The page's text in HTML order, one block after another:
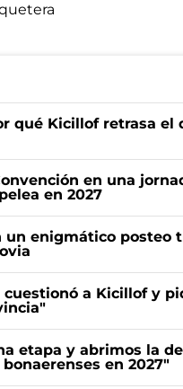
qué Kicillof retrasa el
en una
en 2027
un enigmático posteo
a Kicillof y
etapa y abrimos la
en 2027"